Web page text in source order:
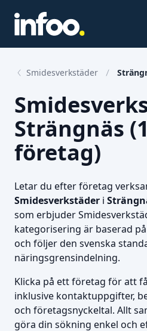
Smidesverkstäder
Strängnäs
företag)
Letar du efter företag
Smidesverkstäder i
som erbjuder
kategorisering är baserad
och följer den svenska
näringsgrensindelning.
Klicka på ett företag för att
inklusive kontaktuppgifter,
och företagsnyckeltal. Allt
göra din sökning enkel och